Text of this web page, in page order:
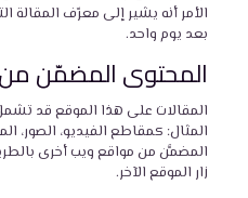
الأمر أنه يشير إلى معرّف المقالة
بعد يوم واحد.
المحتوى المضمّن
المقالات على هذا الموقع قد
المثال: كمقاطع الفيديو، الصور،
المضمَّن من مواقع ويب أخرى
زار الموقع الآخر.